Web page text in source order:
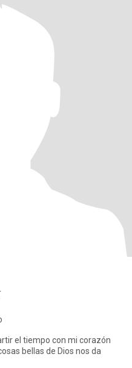
el tiempo con mi corazón
bellas de Dios nos da